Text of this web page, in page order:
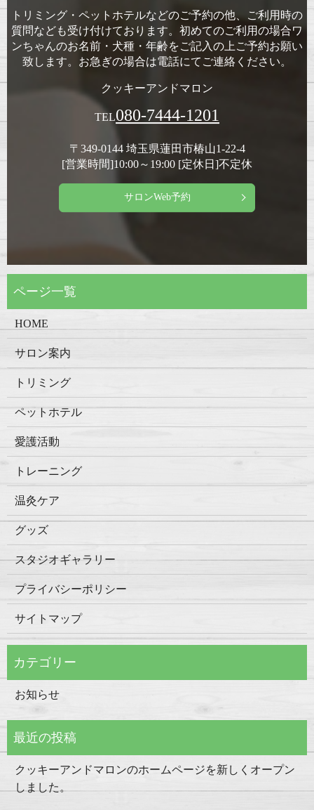
トリミング・ペットホテルなどのご予約の他、ご利用時の
質問なども受け付けております。 初めてのご利用の場合ワ
ンちゃんのお名前・犬種・年齢をご記入の上ご予約お願い
致します。 お急ぎの場合は電話にてご連絡ください。
クッキーアンドマロン
TEL080-7444-1201
〒349-0144 埼玉県蓮田市椿山1-22-4
[営業時間]10:00～19:00 [定休日]不定休
サロンWeb予約
HOME
サロン案内
トリミング
ペットホテル
愛護活動
トレーニング
温灸ケア
グッズ
スタジオギャラリー
プライバシーポリシー
サイトマップ
お知らせ
クッキーアンドマロンのホームページを新しくオープン
しました。